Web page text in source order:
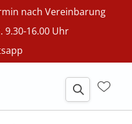
nach Vereinbarung
9.30-16.00 Uhr